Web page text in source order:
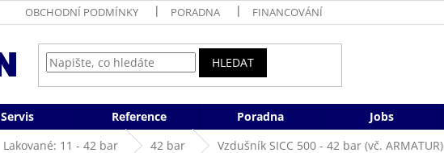
OBCHODNÍ PODMÍNKY PORADNA FINANCOVÁNÍ
HLEDAT
Servis Reference Poradna Jobs
Lakované: 11 - 42 bar 42 bar Vzdušník SICC 500 - 42 bar (vč. ARMATUR)